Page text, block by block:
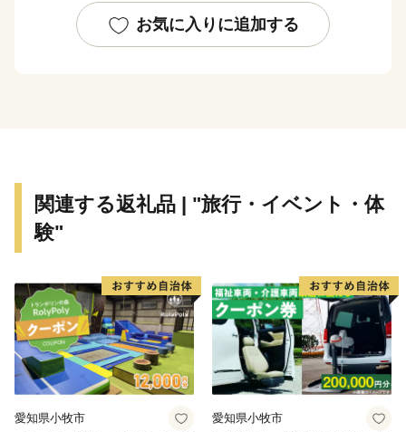
地域経済のさらなる発展が期待されます。
お気に入りに追加する
関連する返礼品 | "旅行・イベント・体
験"
愛知県小牧市 愛知県小牧市